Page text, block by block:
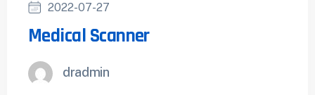
2022-07-27
Medical Scanner
dradmin